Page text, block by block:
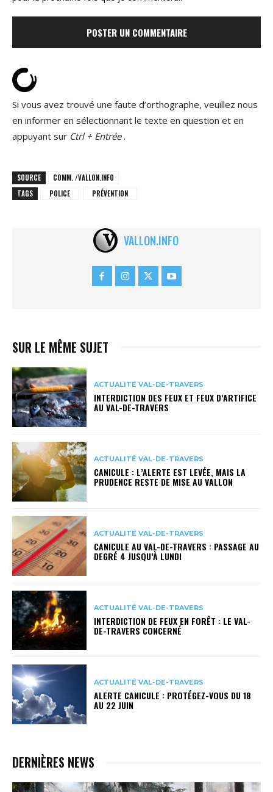
Si vous avez trouvé une faute d’orthographe, veuillez nous
en informer en sélectionnant le texte en question et en
appuyant sur Ctrl + Entrée.
SOURCE
COMM. /VALLON.INFO
TAGS
POLICE PRÉVENTION
VALLON.INFO
SUR LE MÊME SUJET
ACTUALITÉ VAL-DE-TRAVERS
INTERDICTION DES FEUX ET FEUX D’ARTIFICE
AU VAL-DE-TRAVERS
ACTUALITÉ VAL-DE-TRAVERS
CANICULE : L’ALERTE EST LEVÉE, MAIS LA
PRUDENCE RESTE DE MISE AU VALLON
ACTUALITÉ VAL-DE-TRAVERS
CANICULE AU VAL-DE-TRAVERS : PASSAGE AU
DEGRÉ 4 JUSQU’À LUNDI
ACTUALITÉ VAL-DE-TRAVERS
INTERDICTION DE FEUX EN FORÊT : LE VAL-
DE-TRAVERS CONCERNÉ
ACTUALITÉ VAL-DE-TRAVERS
ALERTE CANICULE : PROTÉGEZ-VOUS DU 18
AU 22 JUIN
DERNIÈRES NEWS